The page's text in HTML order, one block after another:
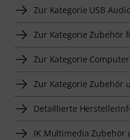
Zur Kategorie USB
Zur Kategorie Zubehör
Zur Kategorie
Zur Kategorie Zubehör
Detaillierte
IK Multimedia Zubehör